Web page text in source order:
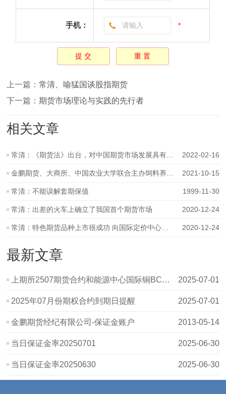
手机： *
上一篇：常清、喻猛国谈股指期货
下一篇：期货市场理论与实践的先行者
相关文章
常清：《期货法》出台，对中国期货市场发展具有里程碑意义 2022-02-16
金鹏期货、大商所、中国农业大学联合主办饲料养殖企业期货专题培训 2021-10-15
常清：不能误解套期保值 1999-11-30
常清：出差的火车上确立了我国首个期货市场 2020-12-24
常清：特色期货品种上市很成功 向国际定价中心又迈一步 2020-12-24
最新文章
上期所2507期货合约和能源中心国际铜BC2507、二十号胶NR2507期货合约个人 2025-07-01
2025年07月份期权合约到期日提醒 2025-07-01
金鹏期货经纪有限公司-保证金账户 2013-05-14
当日保证金率20250701 2025-06-30
当日保证金率20250630 2025-06-30